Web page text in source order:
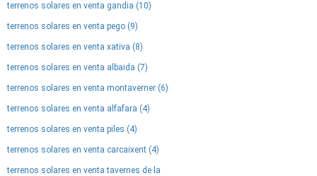
terrenos solares en venta gandia (10)
terrenos solares en venta pego (9)
terrenos solares en venta xativa (8)
terrenos solares en venta albaida (7)
terrenos solares en venta montaverner (6)
terrenos solares en venta alfafara (4)
terrenos solares en venta piles (4)
terrenos solares en venta carcaixent (4)
terrenos solares en venta tavernes de la